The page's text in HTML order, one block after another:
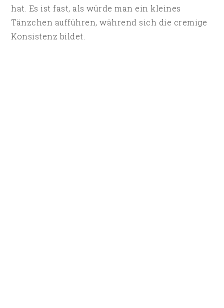
hat. Es ist fast, als würde man ein kleines
Tänzchen aufführen, während sich die cremige
Konsistenz bildet.